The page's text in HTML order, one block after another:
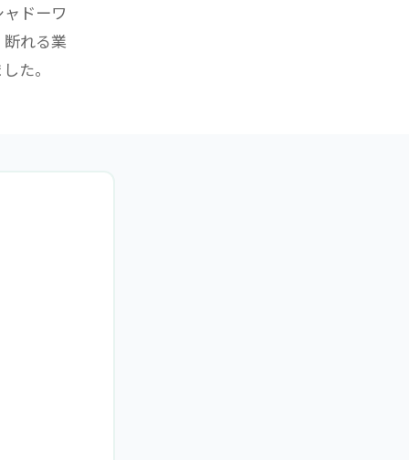
ドーワ
れる業
た。